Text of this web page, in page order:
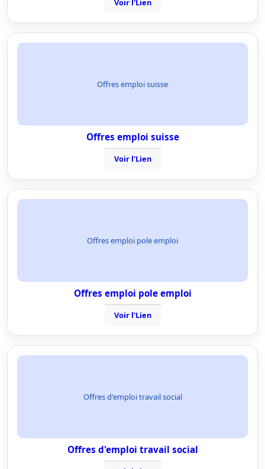
Voir l'Lien
Offres emploi suisse
Offres emploi suisse
Voir l'Lien
Offres emploi pole emploi
Offres emploi pole emploi
Voir l'Lien
Offres d'emploi travail social
Offres d'emploi travail social